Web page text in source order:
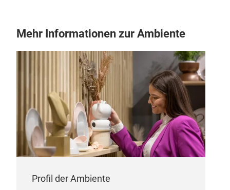
Mehr Informationen zur Ambiente
Profil der Ambiente